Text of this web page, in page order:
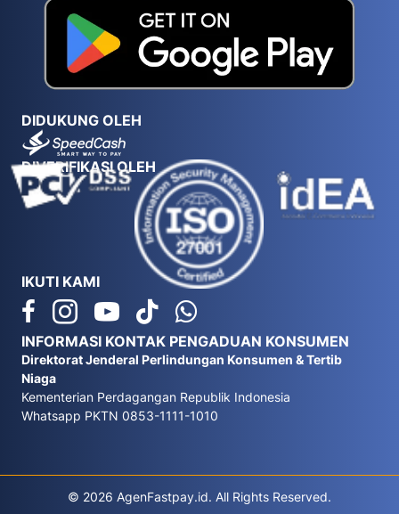
DIDUKUNG OLEH
DIVERIFIKASI OLEH
IKUTI KAMI
INFORMASI KONTAK PENGADUAN KONSUMEN
Direktorat Jenderal Perlindungan Konsumen & Tertib
Niaga
Kementerian Perdagangan Republik Indonesia
Whatsapp PKTN 0853-1111-1010
© 2026 AgenFastpay.id. All Rights Reserved.